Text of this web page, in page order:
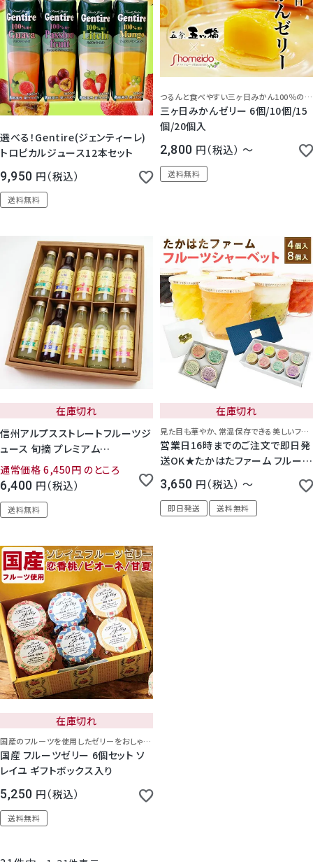
3.00（1）
選べる！Gentire(ジェンティーレ)
トロピカルジュース12本セット
9,950 税込
送料無料
つるんと食べやすい三ヶ日みかん100％の一口ゼリー！リニューアルして美味しさ更にアップ！
三ヶ日みかんゼリー 6個/10個/15
個/20個入
2,800 税込 〜
送料無料
在庫切れ
信州アルプスストレートフルーツジ
ュース 旬摘 プレミアム
200ml×10本セット
通常価格 6,450 のところ
6,400 税込
送料無料
在庫切れ
見た目も華やか、常温保存できる美しいフルーツシャーベット
営業日16時までのご注文で即日発
送OK★たかはたファーム フルーツ
シャーベット 4個 / 8個
3,650 税込 〜
即日発送 送料無料
在庫切れ
国産のフルーツを使用したゼリーをおしゃれな布でラッピング。ギフトボックスにはリボンをおかけいたします。
国産 フルーツゼリー 6個セット ソ
レイユ ギフトボックス入り
5,250 税込
送料無料